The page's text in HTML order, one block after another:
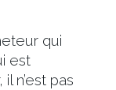
qui
est
n’est pas